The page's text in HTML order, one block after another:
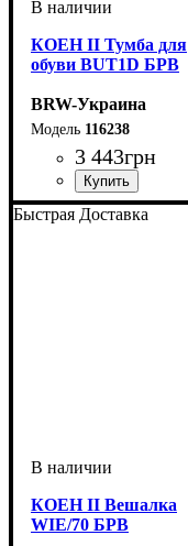
КОЕН II Тумба для
обуви BUT1D БРВ
BRW-Украина
116238
3 443грн
ширина, мм: 705
высота, мм: 490
глубина, мм: 350
Быстрая Доставка
КОЕН II Вешалка
WIE/70 БРВ